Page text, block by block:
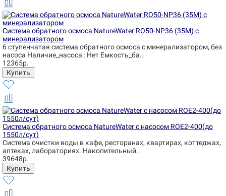
Система обратного осмоса NatureWater RO50-NP36 (35М) с
минерализатором
6 ступенчатая система обратного осмоса с минерализатором, без
насоса Наличие_насоса : Нет Емкость_ба..
12365р.
Система обратного осмоса NatureWater с насосом ROE2-400(до
1550л/сут)
Система очистки воды в кафе, ресторанах, квартирах, коттеджах,
аптеках, лабораториях. Накопительный..
39648р.